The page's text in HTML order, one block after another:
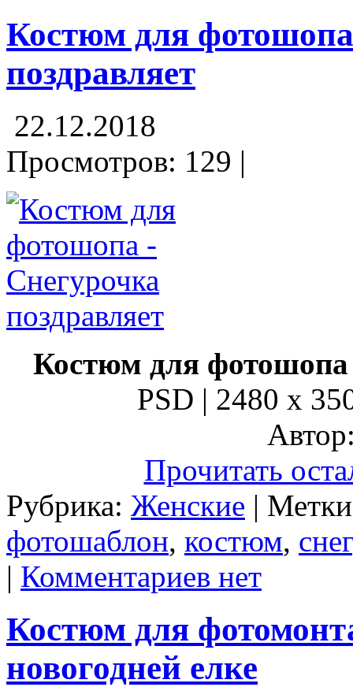
Костюм для
поздравляет
22.12.2018
Просмотров: 129 |
Костюм для фотошопа
PSD | 2480 x
Прочитать
Рубрика: Женские |
фотошаблон, костюм,
| Комментариев нет
Костюм для
новогодней елке